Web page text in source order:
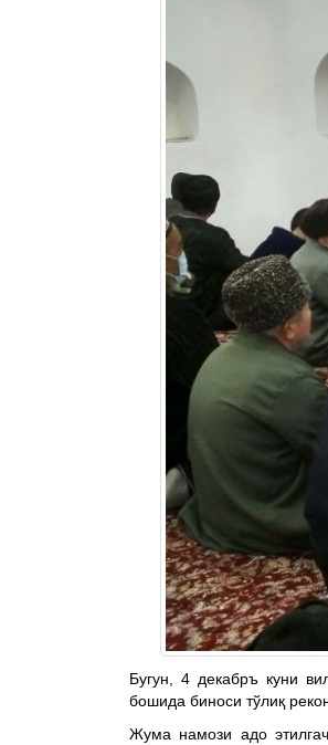
Бугун, 4 декабръ куни
бошида биноси тўлиқ
Жума намози адо